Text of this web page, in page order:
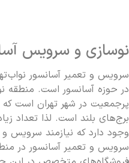
دهد؟
تعرفه تنظیم درب ها و
است؟
چه عواملی بر خرابی
نوسازی و سرویس
سرویس و تعمیر آسانسور نواب
در حوزه آسانسور است. منطقه
پرجمعیت در شهر تهران است
برج‌های بلند است. لذا تعداد
وجود دارد که نیازمند سرویس
سرویس و تعمیر آسانسور در